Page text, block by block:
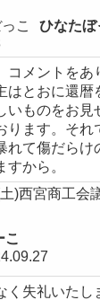
ひなたぼ
コメントをあ
はとおに還暦
いものをお見
ります。それ
れて傷だらけ
すから。
)西宮商工会
こ
く失礼いたし